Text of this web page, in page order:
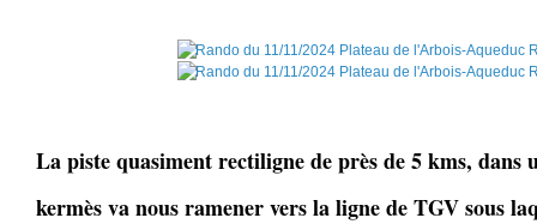
La piste quasiment rectiligne de près de 5 kms, dans
kermès va nous ramener vers la ligne de TGV sous